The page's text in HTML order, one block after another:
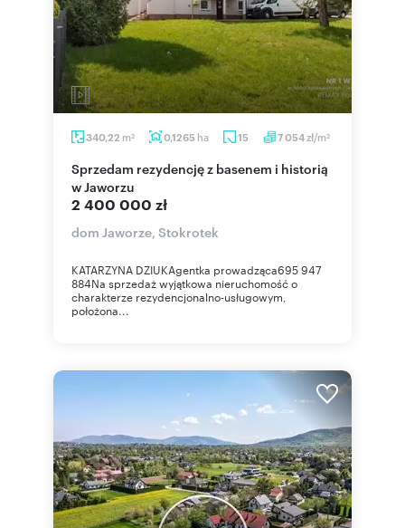
340,22 m2 0,1265 ha 15 7 054zł/m2
Sprzedam rezydencję z basenem i historią
w Jaworzu
2 400 000 zł
dom Jaworze, Stokrotek
KATARZYNA DZIUKAgentka prowadząca695 947
884Na sprzedaż wyjątkowa nieruchomość o
charakterze rezydencjonalno-usługowym,
położona...